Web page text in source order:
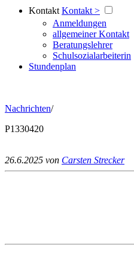
Kontakt Kontakt >
Anmeldungen
allgemeiner Kontakt
Beratungslehrer
Schulsozialarbeiterin
Stundenplan
Nachrichten/
P1330420
26.6.2025 von Carsten Strecker